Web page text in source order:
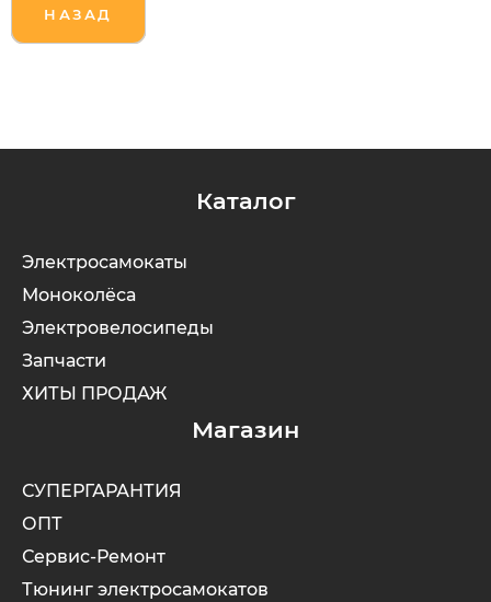
НАЗАД
Каталог
Электросамокаты
Моноколёса
Электровелосипеды
Запчасти
ХИТЫ ПРОДАЖ
Магазин
СУПЕРГАРАНТИЯ
ОПТ
Сервис-Ремонт
Тюнинг электросамокатов